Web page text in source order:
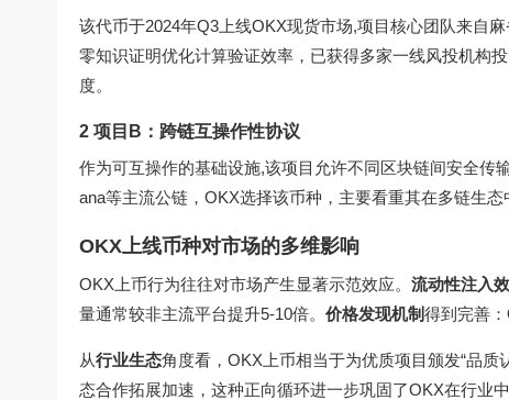
该代币于2024年Q3上线OKX现货市场,项目核心团队来自
零知识证明优化计算验证效率，已获得多家一线风投机构
度。
2 项目B：跨链互操作性协议
作为可互操作的基础设施,该项目允许不同区块链间安全传
ana等主流公链，OKX选择该币种，主要看重其在多链生
OKX上线币种对市场的多维影响
OKX上币行为往往对市场产生显著示范效应。 流动性注入
量通常较非主流平台提升5-10倍。 价格发现机制得到完善
从行业生态角度看，OKX上币相当于为优质项目颁发“品
态合作拓展加速，这种正向循环进一步巩固了OKX在行业